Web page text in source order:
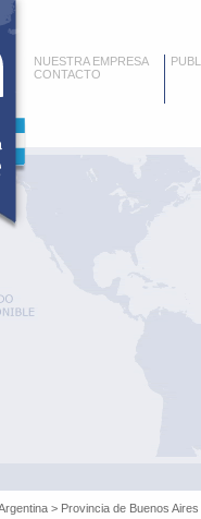
NUESTRA EMPRESA
CONTACTO
> Provincia de Buenos Aires